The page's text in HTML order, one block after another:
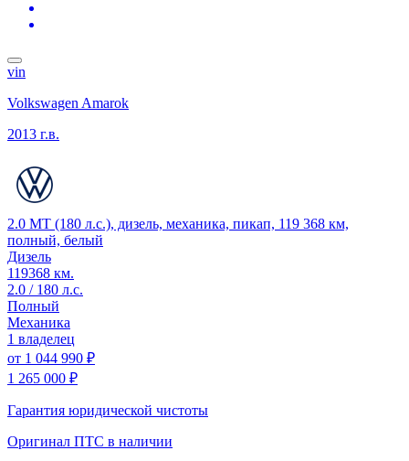
vin
Volkswagen Amarok
2013 г.в.
2.0 MT (180 л.с.), дизель, механика, пикап, 119 368 км,
полный, белый
Дизель
119368 км.
2.0 / 180 л.с.
Полный
Механика
1 владелец
от 1 044 990 ₽
1 265 000 ₽
Гарантия юридической чистоты
Оригинал ПТС в наличии